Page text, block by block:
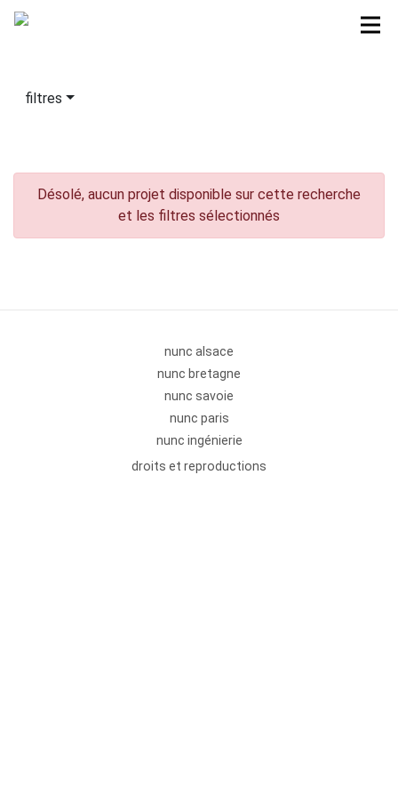
filtres
Désolé, aucun projet disponible sur cette recherche
et les filtres sélectionnés
nunc alsace
nunc bretagne
nunc savoie
nunc paris
nunc ingénierie
droits et reproductions